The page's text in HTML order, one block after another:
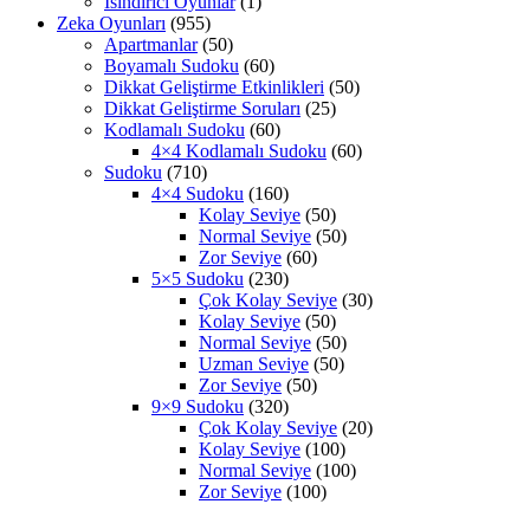
Zeka Oyunları (955)
Apartmanlar(50)
Boyamalı Sudoku (60)
Dikkat Geliştirme Etkinlikleri (50)
Dikkat Geliştirme Soruları (25)
Kodlamalı Sudoku (60)
4×4 Kodlamalı Sudoku (60)
Sudoku (710)
4×4 Sudoku (160)
Kolay Seviye (50)
Normal Seviye (50)
Zor Seviye (60)
5×5 Sudoku (230)
Çok Kolay Seviye (30)
Kolay Seviye (50)
Normal Seviye (50)
Uzman Seviye (50)
Zor Seviye (50)
9×9 Sudoku (320)
Çok Kolay Seviye (20)
Kolay Seviye (100)
Normal Seviye (100)
Zor Seviye (100)